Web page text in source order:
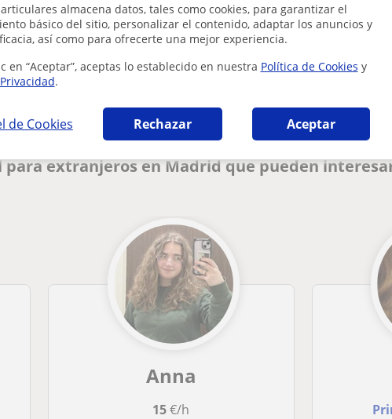
almacena datos, tales como cookies, para garantizar el
básico del sitio, personalizar el contenido, adaptar los anuncios y
así como para ofrecerte una mejor experiencia.
en “Aceptar”, aceptas lo establecido en nuestra Política de Cookies y
.
de Cookies Rechazar Aceptar
para extranjeros en Madrid que pueden
Anna
15€/h